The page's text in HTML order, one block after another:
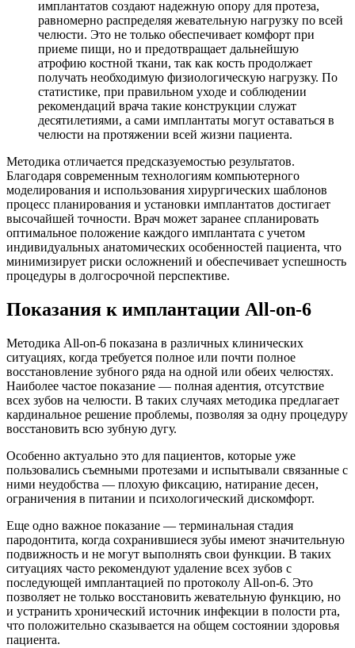
имплантатов создают надежную опору для протеза,
равномерно распределяя жевательную нагрузку по всей
челюсти. Это не только обеспечивает комфорт при
приеме пищи, но и предотвращает дальнейшую
атрофию костной ткани, так как кость продолжает
получать необходимую физиологическую нагрузку. По
статистике, при правильном уходе и соблюдении
рекомендаций врача такие конструкции служат
десятилетиями, а сами имплантаты могут оставаться в
челюсти на протяжении всей жизни пациента.
Методика отличается предсказуемостью результатов.
Благодаря современным технологиям компьютерного
моделирования и использования хирургических шаблонов
процесс планирования и установки имплантатов достигает
высочайшей точности. Врач может заранее спланировать
оптимальное положение каждого имплантата с учетом
индивидуальных анатомических особенностей пациента, что
минимизирует риски осложнений и обеспечивает успешность
процедуры в долгосрочной перспективе.
Показания к имплантации All-on-6
Методика All-on-6 показана в различных клинических
ситуациях, когда требуется полное или почти полное
восстановление зубного ряда на одной или обеих челюстях.
Наиболее частое показание — полная адентия, отсутствие
всех зубов на челюсти. В таких случаях методика предлагает
кардинальное решение проблемы, позволяя за одну процедуру
восстановить всю зубную дугу.
Особенно актуально это для пациентов, которые уже
пользовались съемными протезами и испытывали связанные с
ними неудобства — плохую фиксацию, натирание десен,
ограничения в питании и психологический дискомфорт.
Еще одно важное показание — терминальная стадия
пародонтита, когда сохранившиеся зубы имеют значительную
подвижность и не могут выполнять свои функции. В таких
ситуациях часто рекомендуют удаление всех зубов с
последующей имплантацией по протоколу All-on-6. Это
позволяет не только восстановить жевательную функцию, но
и устранить хронический источник инфекции в полости рта,
что положительно сказывается на общем состоянии здоровья
пациента.